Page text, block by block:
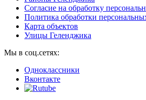
Согласие на обработку
Политика обработки
Карта объектов
Улицы Геленджика
Мы в соц.сетях:
Одноклассники
Вконтакте